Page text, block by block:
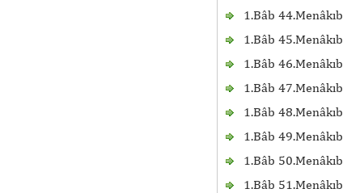
1.Bâb 44.Menâkıb
1.Bâb 45.Menâkıb
1.Bâb 46.Menâkıb
1.Bâb 47.Menâkıb
1.Bâb 48.Menâkıb
1.Bâb 49.Menâkıb
1.Bâb 50.Menâkıb
1.Bâb 51.Menâkıb